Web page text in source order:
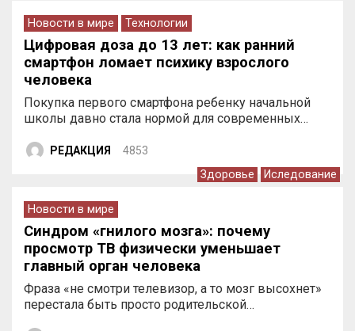
Новости в мире Технологии
Цифровая доза до 13 лет: как ранний
смартфон ломает психику взрослого
человека
Покупка первого смартфона ребенку начальной
школы давно стала нормой для современных…
РЕДАКЦИЯ 4853
Здоровье Иследование
Новости в мире
Синдром «гнилого мозга»: почему
просмотр ТВ физически уменьшает
главный орган человека
Фраза «не смотри телевизор, а то мозг высохнет»
перестала быть просто родительской…